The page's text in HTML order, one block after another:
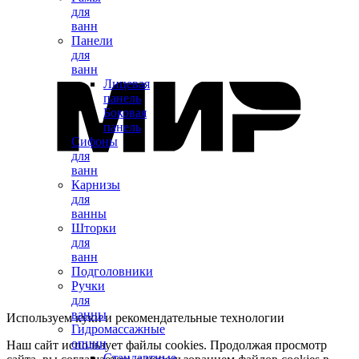
для
ванн
Панели
для
ванн
Лицевая
панель
Боковая
панель
Сифоны
для
ванн
Карнизы
для
ванны
Шторки
для
ванн
Подголовники
Ручки
для
ванны
Гидромассажные
опции
Используем куки и рекомендательные технологии
Наш сайт использует файлы cookies. Продолжая просмотр